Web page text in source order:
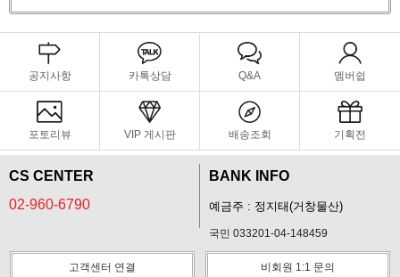
공지사항 카톡상담 Q&A 멤버쉽
포토리뷰 VIP 게시판 배송조회 기획전
CS CENTER
02-960-6790
BANK INFO
예금주 : 정지태(거창물산)
국민 033201-04-148459
고객센터 연결 비회원 1:1 문의